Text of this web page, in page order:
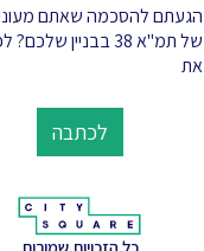
הגעתם להסכמה שאתם
של תמ"א 38 בבניין
את
לכתבה